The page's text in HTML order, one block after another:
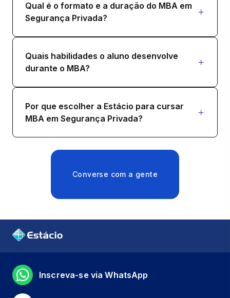
Qual é o formato e a duração do MBA em
Segurança Privada?
Quais habilidades o aluno desenvolve
durante o MBA?
Por que escolher a Estácio para cursar
MBA em Segurança Privada?
Converse com a gente
Inscreva-se via WhatsApp